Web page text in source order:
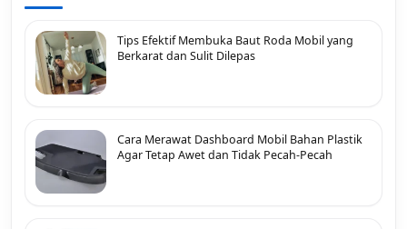
Tips Efektif Membuka Baut Roda Mobil yang
Berkarat dan Sulit Dilepas
Cara Merawat Dashboard Mobil Bahan Plastik
Agar Tetap Awet dan Tidak Pecah-Pecah